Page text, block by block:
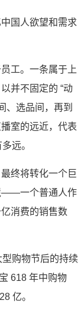
国人欲望和需求
工。一条属于上
并不固定的 “动
、选品间，再到
室的远近，代表
远。
终将转化一个巨
——一个普通人作
消费的销售数
型购物节后的持续
618 年中购物
亿。